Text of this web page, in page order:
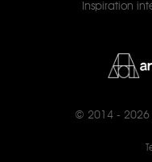
Inspiration
© 2014 - 2026